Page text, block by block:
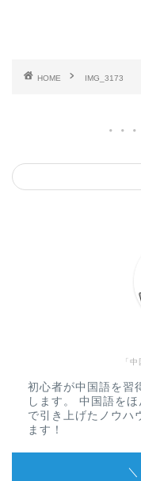
HOME IMG_3173
「
初心者が中国語を習
します。 中国語を
で引き上げたノウハ
ます！